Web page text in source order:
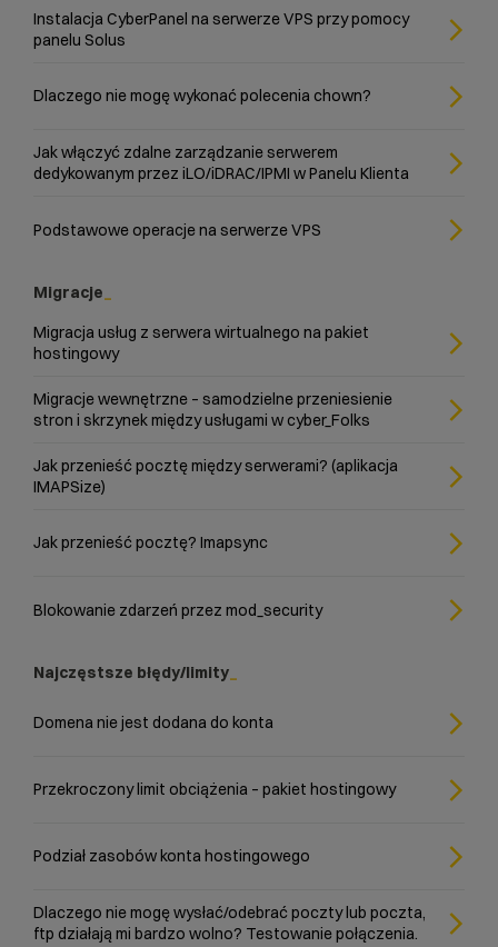
Instalacja CyberPanel na serwerze VPS przy pomocy
panelu Solus
Dlaczego nie mogę wykonać polecenia chown?
Jak włączyć zdalne zarządzanie serwerem
dedykowanym przez iLO/iDRAC/IPMI w Panelu Klienta
Podstawowe operacje na serwerze VPS
Migracje
Migracja usług z serwera wirtualnego na pakiet
hostingowy
Migracje wewnętrzne – samodzielne przeniesienie
stron i skrzynek między usługami w cyber_Folks
Jak przenieść pocztę między serwerami? (aplikacja
IMAPSize)
Jak przenieść pocztę? Imapsync
Blokowanie zdarzeń przez mod_security
Najczęstsze błędy/limity
Domena nie jest dodana do konta
Przekroczony limit obciążenia – pakiet hostingowy
Podział zasobów konta hostingowego
Dlaczego nie mogę wysłać/odebrać poczty lub poczta,
ftp działają mi bardzo wolno? Testowanie połączenia.